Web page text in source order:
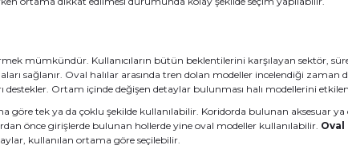
mümkündür. Kullanıcıların bütün beklentilerini karşılayan sektör,
sağlanır. Oval halılar arasında tren dolan modeller incelendiği
Ortam içinde değişen detaylar bulunması halı modellerini
göre tek ya da çoklu şekilde kullanılabilir. Koridorda bulunan aksesuar
önce girişlerde bulunan hollerde yine oval modeller kullanılabilir. Oval
kullanılan ortama göre seçilebilir.